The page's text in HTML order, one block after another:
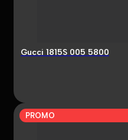
Gucci 1815S 005 5800
PROMO